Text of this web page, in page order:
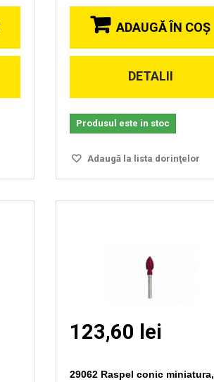
ADAUGĂ ÎN COŞ
DETALII
Produsul este in stoc
Adaugă la lista dorinţelor
Vizionare
123,60 lei
29062 Raspel conic miniatura,